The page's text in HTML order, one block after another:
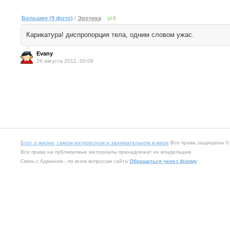
Большие (9 фото) / Эротика 6
Карикатура! диспропорция тела, одним словом ужас.
Evany
26 августа 2012, 00:09
Блог о жизни, самом интересном и занимательном в мире Все права защищены ©
Все права на публикуемые материалы принадлежат их владельцам.
Связь с Админом - по всем вопросам сайта Обращаться через форму